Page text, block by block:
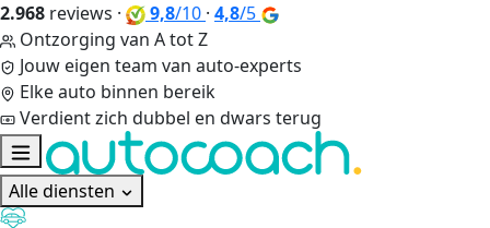
2.968 reviews · 9,8/10 · 4,8/5
Ontzorging van A tot Z
Jouw eigen team van auto-experts
Elke auto binnen bereik
Verdient zich dubbel en dwars terug
Alle diensten